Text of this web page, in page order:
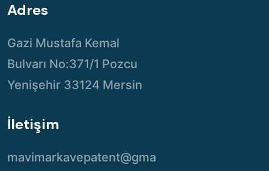
Adres
Gazi Mustafa Kemal
Bulvarı No:371/1 Pozcu
Yenişehir 33124 Mersin
İletişim
mavimarkavepatent@gma